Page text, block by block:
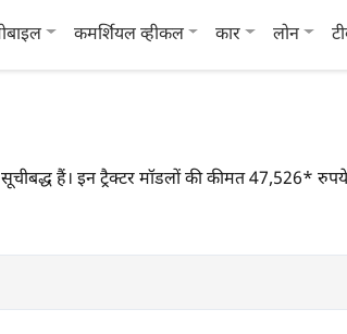
कमर्शियल व्हीकल कार लोन
हैं। इन ट्रैक्टर मॉडलों की कीमत 47,526*